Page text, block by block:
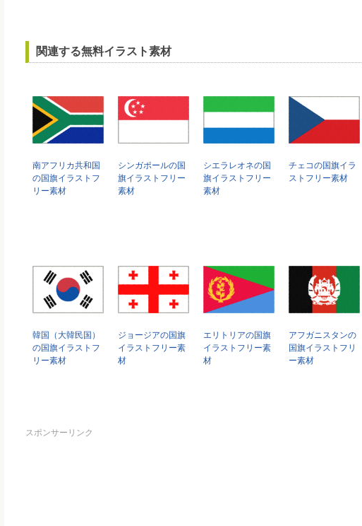
関連する無料イラスト素材
南アフリカ共和国
の国旗イラストフ
リー素材
シンガポールの国
旗イラストフリー
素材
シエラレオネの国
旗イラストフリー
素材
チェコの国旗イラ
ストフリー素材
韓国（大韓民国）
の国旗イラストフ
リー素材
ジョージアの国旗
イラストフリー素
材
エリトリアの国旗
イラストフリー素
材
アフガニスタンの
国旗イラストフリ
ー素材
スポンサーリンク